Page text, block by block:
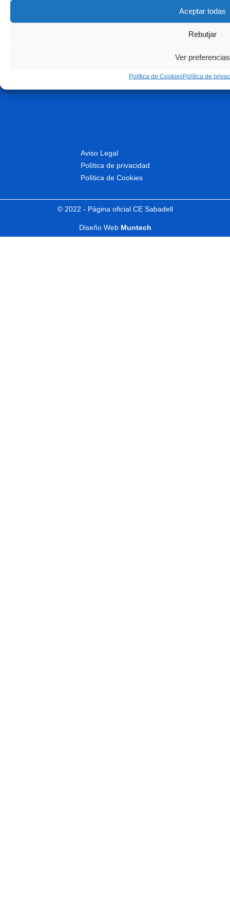
Aceptar todas
Rebutjar
Ver preferencias
Política de CookiesPolítica de
Aviso Legal
Política de privacidad
Política de Cookies
© 2022 - Página oficial CE Sabadell
Diseño Web Muntech